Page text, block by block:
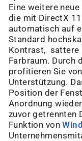
Eine weitere
die mit DirectX
automatisch auf
Standard
Kontrast, sattere
Farbraum. Durch
profitieren Sie
Unterstützung.
Position der
Anordnung
zuvor getrennten
Funktion von